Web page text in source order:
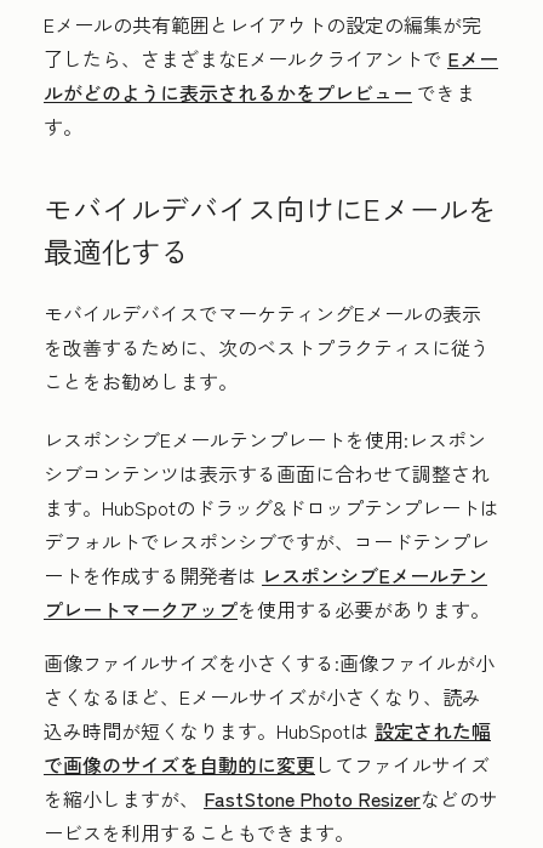
Eメールの共有範囲とレイアウトの設定の編集が完
了したら、さまざまなEメールクライアントで Eメー
ルがどのように表示されるかをプレビュー できま
す。
モバイルデバイス向けにEメールを
最適化する
モバイルデバイスでマーケティングEメールの表示
を改善するために、次のベストプラクティスに従う
ことをお勧めします。
レスポンシブEメールテンプレートを使用:レスポン
シブコンテンツは表示する画面に合わせて調整され
ます。HubSpotのドラッグ&ドロップテンプレートは
デフォルトでレスポンシブですが、コードテンプレ
ートを作成する開発者は レスポンシブEメールテン
プレートマークアップを使用する必要があります。
画像ファイルサイズを小さくする:画像ファイルが小
さくなるほど、Eメールサイズが小さくなり、読み
込み時間が短くなります。HubSpotは 設定された幅
で画像のサイズを自動的に変更 してファイルサイズ
を縮小しますが、 FastStone Photo Resizerなどのサ
ービスを利用することもできます。